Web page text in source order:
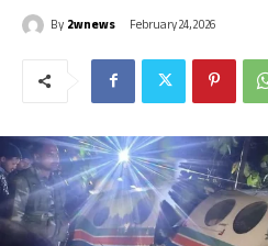
By2wnews February 24, 2026